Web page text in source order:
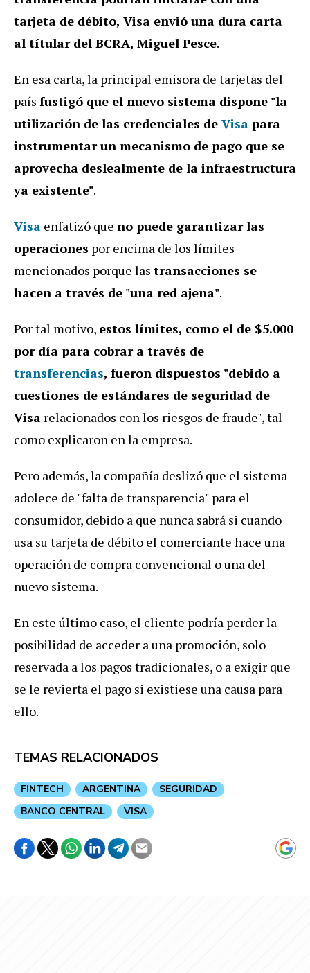
tarjeta de débito, Visa envió una dura carta
al títular del BCRA, Miguel Pesce.
En esa carta, la principal emisora de tarjetas del
país fustigó que el nuevo sistema dispone "la
utilización de las credenciales de Visa para
instrumentar un mecanismo de pago que se
aprovecha deslealmente de la infraestructura
ya existente".
Visa enfatizó que no puede garantizar las
operaciones por encima de los límites
mencionados porque las transacciones se
hacen a través de "una red ajena".
Por tal motivo, estos límites, como el de $5.000
por día para cobrar a través de
transferencias, fueron dispuestos "debido a
cuestiones de estándares de seguridad de
Visa relacionados con los riesgos de fraude", tal
como explicaron en la empresa.
Pero además, la compañía deslizó que el sistema
adolece de "falta de transparencia" para el
consumidor, debido a que nunca sabrá si cuando
usa su tarjeta de débito el comerciante hace una
operación de compra convencional o una del
nuevo sistema.
En este último caso, el cliente podría perder la
posibilidad de acceder a una promoción, solo
reservada a los pagos tradicionales, o a exigir que
se le revierta el pago si existiese una causa para
ello.
TEMAS RELACIONADOS
FINTECH ARGENTINA
SEGURIDAD
BANCO CENTRAL
VISA